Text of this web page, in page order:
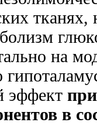
тканях,
на
эффект
в